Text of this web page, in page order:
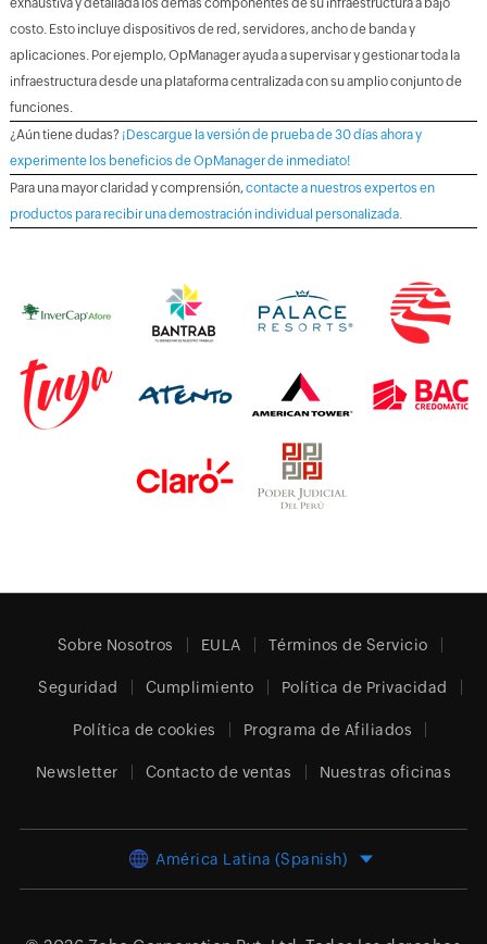
exhaustiva y detallada los demás componentes de su infraestructura a bajo
costo. Esto incluye dispositivos de red, servidores, ancho de banda y
aplicaciones. Por ejemplo, OpManager ayuda a supervisar y gestionar toda la
infraestructura desde una plataforma centralizada con su amplio conjunto de
funciones.
¿Aún tiene dudas? ¡Descargue la versión de prueba de 30 días ahora y
experimente los beneficios de OpManager de inmediato!
Para una mayor claridad y comprensión,contacte a nuestros expertos en
productos para recibir una demostración individual personalizada.
Sobre Nosotros EULA Términos de Servicio
Seguridad Cumplimiento Política de Privacidad
Política de cookies Programa de Afiliados
Newsletter Contacto de ventas Nuestras oficinas
América Latina (Spanish)